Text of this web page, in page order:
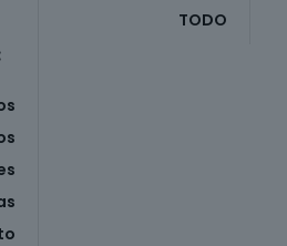
TODO